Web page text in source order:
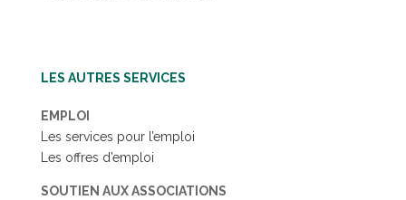
LES AUTRES SERVICES
EMPLOI
Les services pour l’emploi
Les offres d’emploi
SOUTIEN AUX ASSOCIATIONS